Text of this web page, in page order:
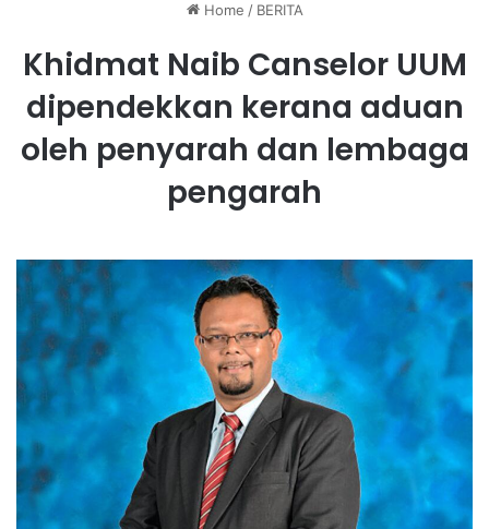
Home / BERITA
Khidmat Naib Canselor UUM
dipendekkan kerana aduan
oleh penyarah dan lembaga
pengarah